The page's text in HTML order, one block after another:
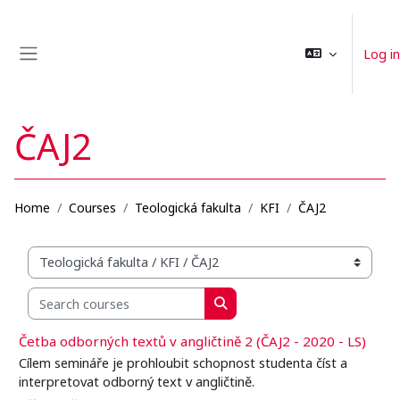
Log in
ČAJ2
Home Courses Teologická fakulta KFI ČAJ2
Organization structure of courses
Search courses
Search courses
Četba odborných textů v angličtině 2 (ČAJ2 - 2020 - LS)
Cílem semináře je prohloubit schopnost studenta číst a
interpretovat odborný text v angličtině.